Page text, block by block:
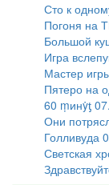
Сто к
Погоня на
Большой
Игра
Мастер
Пятеро на
60 ṃинẏƫ
Они
Голливуда
Светская